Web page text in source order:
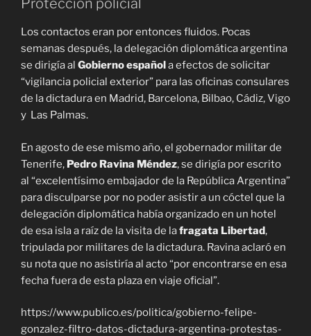
Protección policial
Los contactos eran por entonces fluidos. Pocas
semanas después, la delegación diplomática argentina
se dirigía al Gobierno española efectos de solicitar
“vigilancia policial exterior” para las oficinas consulares
de la dictadura en Madrid, Barcelona, Bilbao, Cádiz, Vigo
y Las Palmas.
En agosto de ese mismo año, el gobernador militar de
Tenerife, Pedro Ravina Méndez, se dirigía por escrito
al “excelentísimo embajador de la República Argentina”
para disculparse por no poder asistir a un cóctel que la
delegación diplomática había organizado en un hotel
de esa isla a raíz de la visita de lafragata Libertad,
tripulada por militares de la dictadura. Ravina aclaró en
su nota que no asistiría al acto “por encontrarse en esa
fecha fuera de esta plaza en viaje oficial”.
https://www.publico.es/politica/gobierno-felipe-
gonzalez-filtro-datos-dictadura-argentina-protestas-